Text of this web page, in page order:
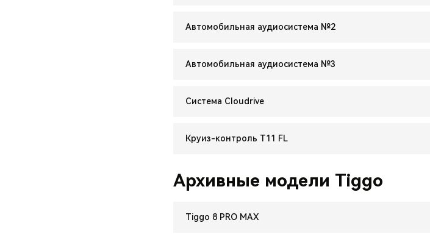
Автомобильная аудиосистема №2
Автомобильная аудиосистема №3
Система Cloudrive
Круиз-контроль Т11 FL
Архивные модели Tiggo
Tiggo 8 PRO MAX